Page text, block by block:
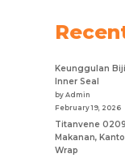
Keunggulan Biji
Inner Seal
by Admin
February 19, 2026
Titanvene
Makanan,
Wrap